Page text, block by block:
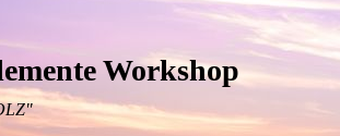
Workshop